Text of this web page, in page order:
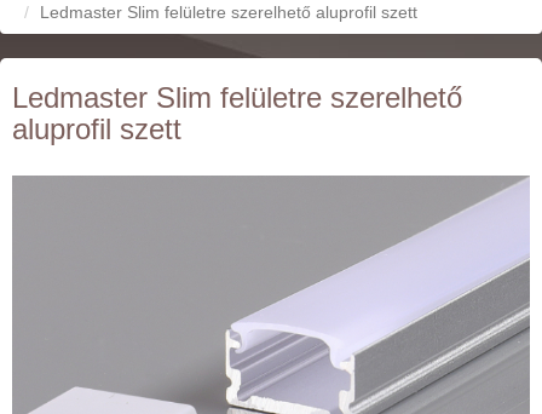
Ledmaster Slim felületre szerelhető aluprofil szett
Ledmaster Slim felületre szerelhető
aluprofil szett